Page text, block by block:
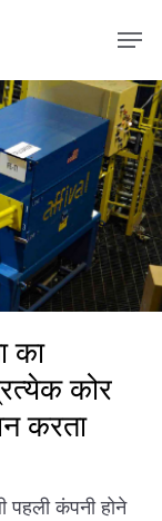
मेनू
का
कोर
करता
पहली कंपनी होने